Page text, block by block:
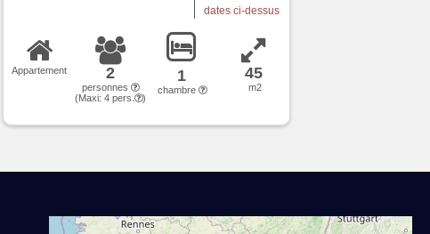
dates ci-dessus
Appartement 2
personnes
(Maxi:4 pers. )
1
chambre
45
m2